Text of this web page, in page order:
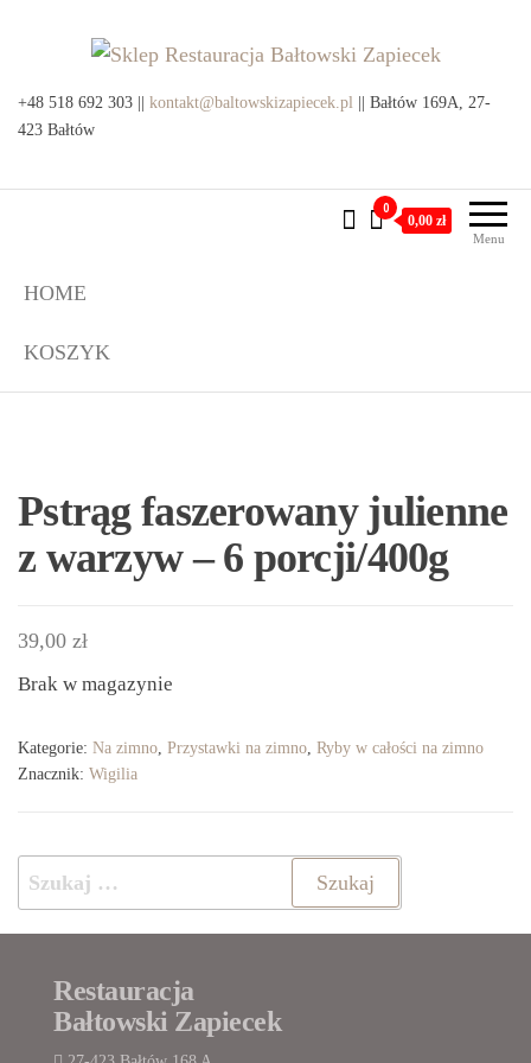
Sklep Restauracja Bałtowski
Produkty lokalne z Bałtowa i
+48 518 692 303 || kontakt@baltowskizapiecek.pl || Bałtów 169A, 27-
423 Bałtów
Menu
0
0,00 zł
HOME
KOSZYK
Pstrąg faszerowany julienne
z warzyw – 6 porcji/400g
39,00 zł
Brak w magazynie
Kategorie: Na zimno Przystawki na zimno Ryby w całości na zimno
Znacznik: Wigilia
Szukaj:
Restauracja
Bałtowski Zapiecek